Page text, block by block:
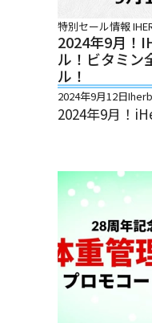
特別セール情報
2024年9月！
ル！ビタミン
ル！
2024年9月12日
2024年9月！